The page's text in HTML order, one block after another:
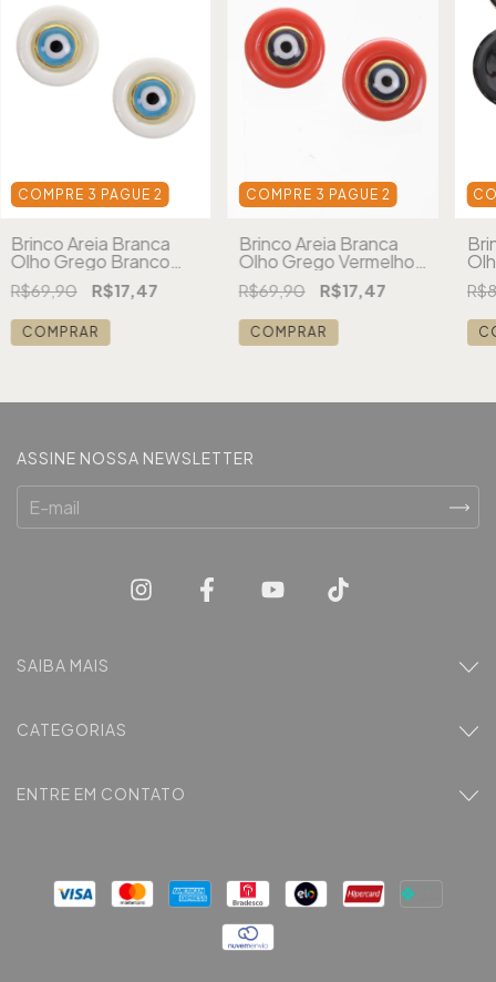
COMPRE 3 PAGUE 2
Brinco Areia Branca
Olho Grego Branco
Pequeno
R$69,90 R$17,47
COMPRAR
COMPRE 3 PAGUE 2
Brinco Areia Branca
Olho Grego Vermelho
Pequeno
R$69,90 R$17,47
COMPRAR
ASSINE NOSSA NEWSLETTER
SAIBA MAIS
CATEGORIAS
ENTRE EM CONTATO